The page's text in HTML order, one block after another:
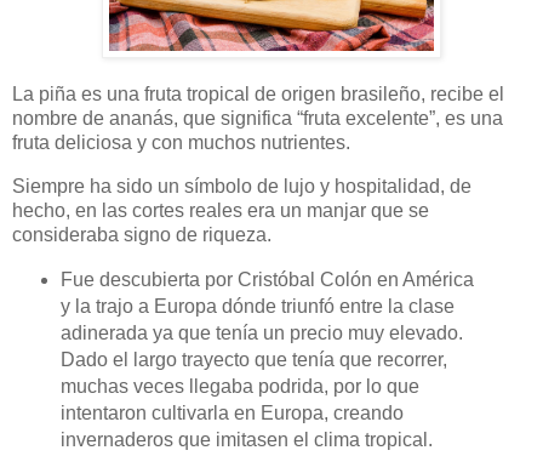
La piña es una fruta tropical de origen brasileño, recibe el
nombre de ananás, que significa “fruta excelente”, es una
fruta deliciosa y con muchos nutrientes.
Siempre ha sido un símbolo de lujo y hospitalidad, de
hecho, en las cortes reales era un manjar que se
consideraba signo de riqueza.
Fue descubierta por Cristóbal Colón en América
y la trajo a Europa dónde triunfó entre la clase
adinerada ya que tenía un precio muy elevado.
Dado el largo trayecto que tenía que recorrer,
muchas veces llegaba podrida, por lo que
intentaron cultivarla en Europa, creando
invernaderos que imitasen el clima tropical.